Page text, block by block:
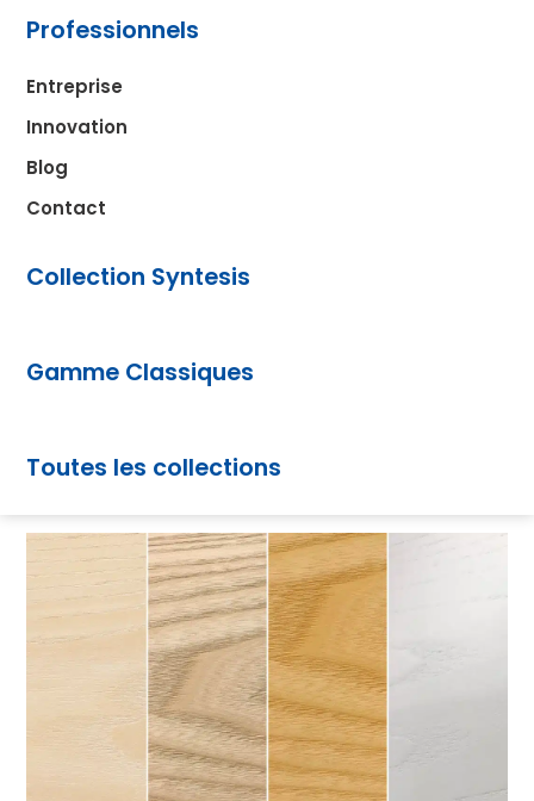
Professionnels
Entreprise
Innovation
Blog
Contact
Collection Syntesis
Gamme Classiques
Toutes les collections